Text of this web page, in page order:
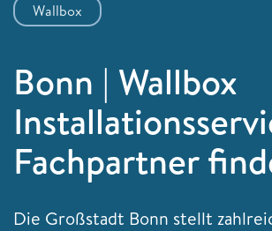
Wallbox
Bonn | Wallbox
Fachpartner
Die Großstadt Bonn stellt